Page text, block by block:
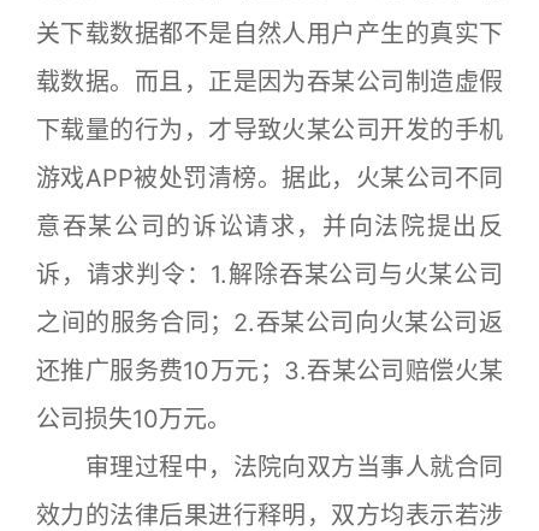
关下载数据都不是自然人用户产生的真实下
载数据。而且，正是因为吞某公司制造虚假
下载量的行为，才导致火某公司开发的手机
游戏APP被处罚清榜。据此，火某公司不同
意吞某公司的诉讼请求，并向法院提出反
诉，请求判令：1.解除吞某公司与火某公司
之间的服务合同；2.吞某公司向火某公司返
还推广服务费10万元；3.吞某公司赔偿火某
公司损失10万元。
审理过程中，法院向双方当事人就合同
效力的法律后果进行释明，双方均表示若涉